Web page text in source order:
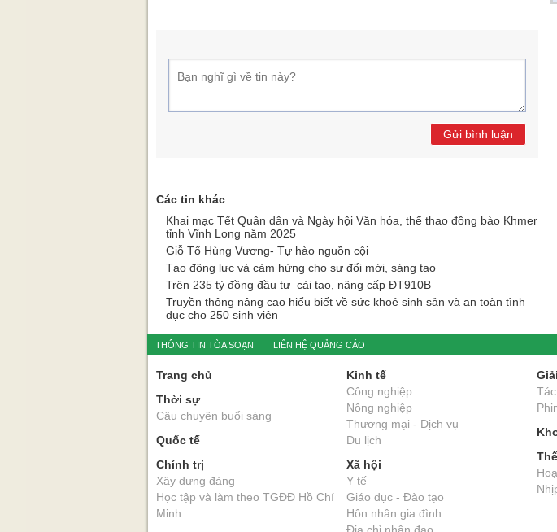
Gửi bình luận
Các tin khác
Khai mạc Tết Quân dân và Ngày hội Văn hóa, thể thao đồng bào Khmer
tỉnh Vĩnh Long năm 2025
Giỗ Tổ Hùng Vương- Tự hào nguồn cội
Tạo động lực và cảm hứng cho sự đổi mới, sáng tạo
Trên 235 tỷ đồng đầu tư cải tạo, nâng cấp ĐT910B
Truyền thông nâng cao hiểu biết về sức khoẻ sinh sản và an toàn tình
dục cho 250 sinh viên
THÔNG TIN TÒA SOẠN LIÊN HỆ QUẢNG CÁO
Trang chủ
Thời sự
Câu chuyện buổi sáng
Quốc tế
Chính trị
Xây dựng đảng
Học tập và làm theo TGĐĐ Hồ Chí
Minh
Kinh tế
Công nghiệp
Nông nghiệp
Thương mại - Dịch vụ
Du lịch
Xã hội
Y tế
Giáo dục - Đào tạo
Hôn nhân gia đình